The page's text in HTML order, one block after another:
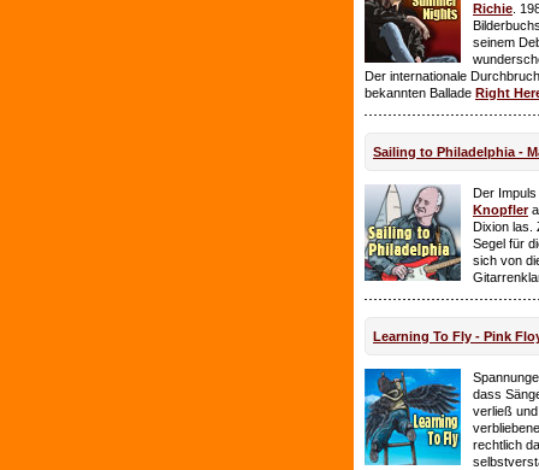
Richie .
seinem
Der internationale
bekannten Ballade Right
Sailing to Philadelphia -
Der
Knopfler
Dixion las.
Segel für
sich von
Learning To Fly - Pink
dass
verließ
rechtlich